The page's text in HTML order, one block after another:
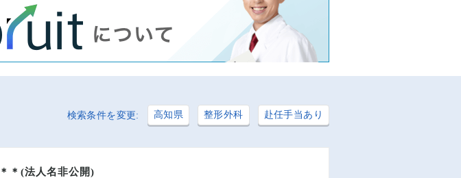
検索条件を変更: 高知県 整形外科 赴任手当あり
＊(法人名非公開)